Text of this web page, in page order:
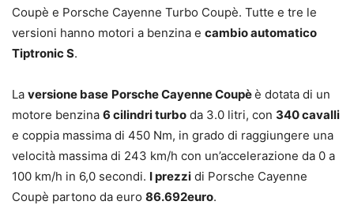
Coupè e Porsche Cayenne Turbo Coupè. Tutte e tre le
versioni hanno motori a benzina e cambio automatico
Tiptronic S.
La versione base Porsche Cayenne Coupèè dotata di un
motore benzina 6 cilindri turbo da 3.0 litri, con 340 cavalli
e coppia massima di 450 Nm, in grado di raggiungere una
velocità massima di 243 km/h con un’accelerazione da 0 a
100 km/h in 6,0 secondi. I prezzi di Porsche Cayenne
Coupè partono da euro 86.692euro.